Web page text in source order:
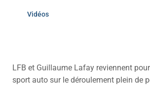
Vidéos
LFB et Guillaume Lafay reviennent
sport auto sur le déroulement plein de